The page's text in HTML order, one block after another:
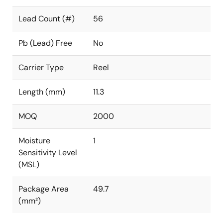
Lead Count (#) 56
Pb (Lead) Free No
Carrier Type Reel
Length (mm) 11.3
MOQ 2000
Moisture
Sensitivity Level
(MSL)
1
Package Area
(mm²)
49.7